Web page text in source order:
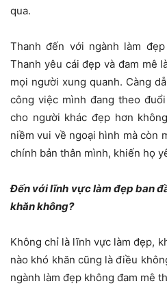
qua.
Thanh đến với ngành làm
Thanh yêu cái đẹp và đam mê
mọi người xung quanh. Càng
công việc mình đang theo
cho người khác đẹp hơn
niềm vui về ngoại hình mà còn
chính bản thân mình, khiến họ
Đến với lĩnh vực làm đẹp ban
khăn không?
Không chỉ là lĩnh vực làm đẹp,
nào khó khăn cũng là điều
ngành làm đẹp không đam mê